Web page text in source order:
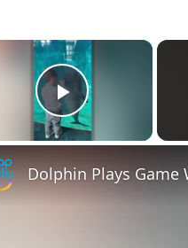
×
Play Video
Dolphin Plays